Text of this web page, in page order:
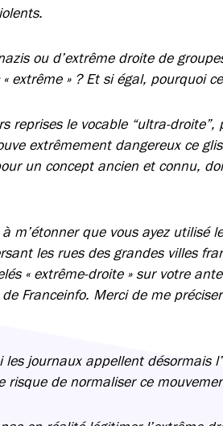
ou d’extrême droite de
extrême » ? Et si égal, pourquoi
reprises le vocable “ultra-
extrêmement dangereux ce
un concept ancien et connu,
m’étonner que vous ayez utilisé
les rues des grandes villes
« extrême-droite » sur votre
Franceinfo. Merci de me
journaux appellent désormais
de normaliser ce